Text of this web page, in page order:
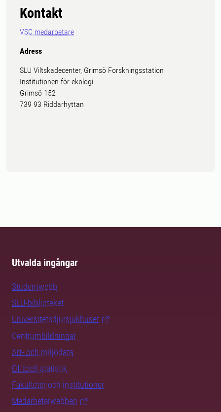
Kontakt
VSC medarbetare
Adress
SLU Viltskadecenter, Grimsö Forskningsstation
Institutionen för ekologi
Grimsö 152
739 93 Riddarhyttan
Utvalda ingångar
Studentwebb
SLU-biblioteket
Universitetsdjursjukhuset
Centrumbildningar
Art- och miljödata
Officiell statistik
Fakulteter och institutioner
Medarbetarwebben